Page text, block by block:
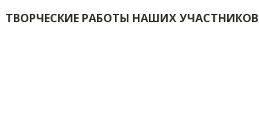
ТВОРЧЕСКИЕ РАБОТЫ НАШИХ УЧАСТНИКОВ